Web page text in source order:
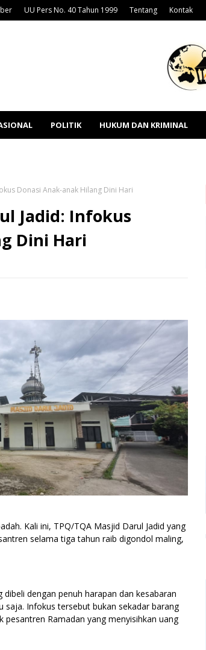
UU Pers No. 40 Tahun 1999 Tentang Kontak
POLITIK HUKUM DAN KRIMINAL
Donasi Anak-anak Hilang Dini Hari
Jadid: Infokus
Dini Hari
Kali ini, TPQ/TQA Masjid Darul Jadid yang
selama tiga tahun raib digondol maling,
dengan penuh harapan dan kesabaran
saja. Infokus tersebut bukan sekadar barang
Ramadan yang menyisihkan uang